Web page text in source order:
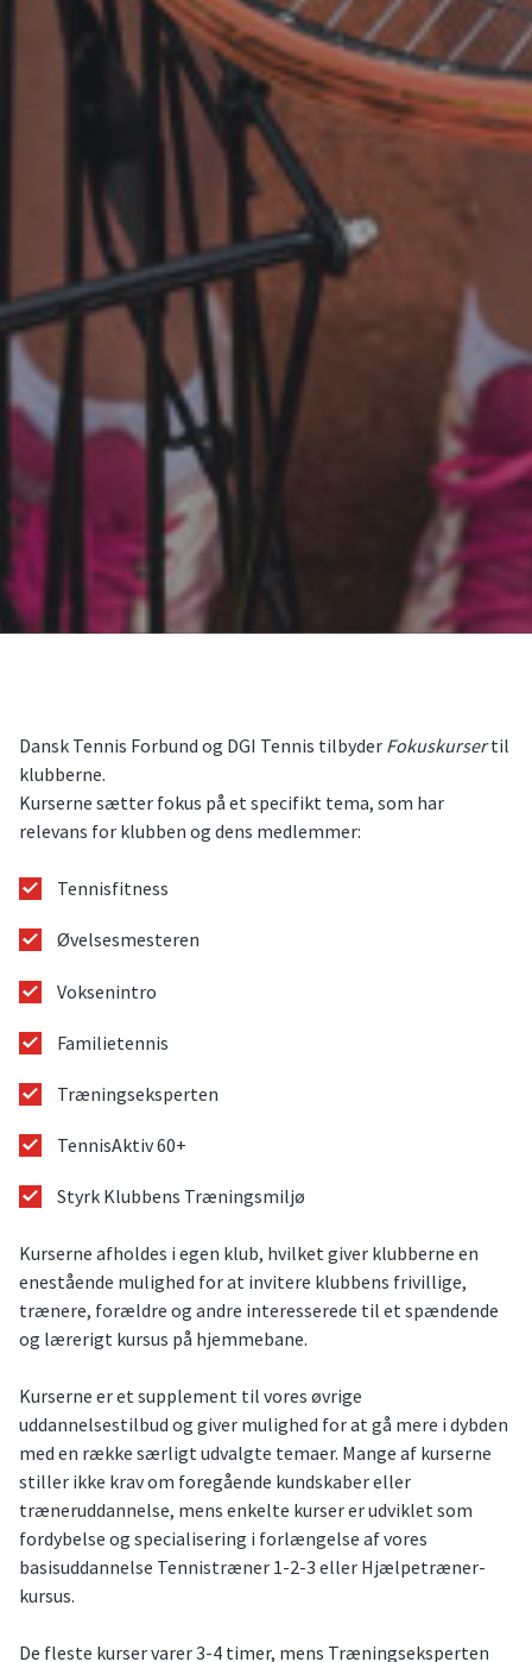
Dansk Tennis Forbund og DGI Tennis tilbyder Fokuskursertil
klubberne.
Kurserne sætter fokus på et specifikt tema, som har
relevans for klubben og dens medlemmer:
Tennisfitness
Øvelsesmesteren
Voksenintro
Familietennis
Træningseksperten
TennisAktiv 60+
Styrk Klubbens Træningsmiljø
Kurserne afholdes i egen klub, hvilket giver klubberne en
enestående mulighed for at invitere klubbens frivillige,
trænere, forældre og andre interesserede til et spændende
og lærerigt kursus på hjemmebane.
Kurserne er et supplement til vores øvrige
uddannelsestilbud og giver mulighed for at gå mere i dybden
med en række særligt udvalgte temaer. Mange af kurserne
stiller ikke krav om foregående kundskaber eller
træneruddannelse, mens enkelte kurser er udviklet som
fordybelse og specialisering i forlængelse af vores
basisuddannelse Tennistræner 1-2-3 eller Hjælpetræner-
kursus.
De fleste kurser varer 3-4 timer, mens Træningseksperten